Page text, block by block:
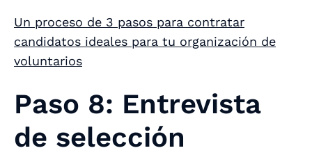
Un proceso de 3 pasos para contratar
candidatos ideales para tu organización de
voluntarios
Paso 8: Entrevista
de selección